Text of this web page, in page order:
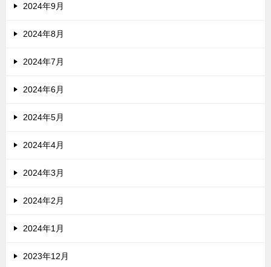
2024年9月
2024年8月
2024年7月
2024年6月
2024年5月
2024年4月
2024年3月
2024年2月
2024年1月
2023年12月